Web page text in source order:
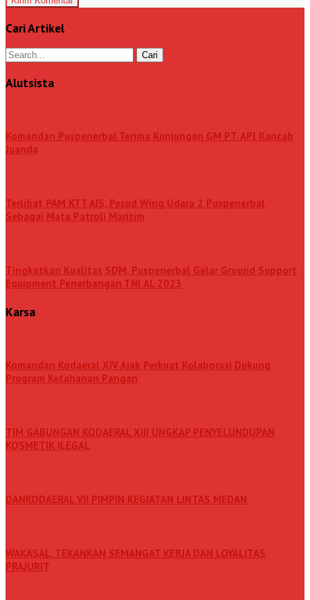
Cari Artikel
Alutsista
Komandan Puspenerbal Terima Kunjungan GM PT. APl Kancab
Juanda
Terlibat PAM KTT AIS, Pesud Wing Udara 2 Puspenerbal
Sebagai Mata Patroli Maritim
Tingkatkan Kualitas SDM, Puspenerbal Gelar Ground Support
Equipment Penerbangan TNl AL 2023
Karsa
Komandan Kodaeral XIV Ajak Perkuat Kolaborasi Dukung
Program Ketahanan Pangan
TIM GABUNGAN KODAERAL XIII UNGKAP PENYELUNDUPAN
KOSMETIK ILEGAL
DANKODAERAL VII PIMPIN KEGIATAN LINTAS MEDAN
WAKASAL, TEKANKAN SEMANGAT KERJA DAN LOYALITAS
PRAJURIT